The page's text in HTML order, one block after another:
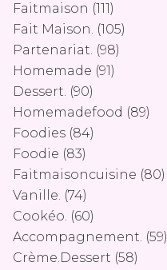
Faitmaison (111)
Fait Maison. (105)
Partenariat. (98)
Homemade (91)
Dessert. (90)
Homemadefood (89)
Foodies (84)
Foodie (83)
Faitmaisoncuisine (80)
Vanille. (74)
Cookéo. (60)
Accompagnement. (59)
Crème.dessert (58)